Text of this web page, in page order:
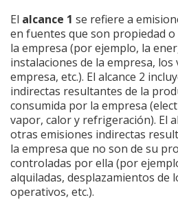
El alcance 1 se refiere a
en fuentes que son propiedad
la empresa (por ejemplo, la
instalaciones de la empresa, los
empresa, etc.). El alcance 2
indirectas resultantes de la
consumida por la empresa
vapor, calor y refrigeración). El
otras emisiones indirectas
la empresa que no son de su
controladas por ella (por
alquiladas, desplazamientos de
operativos, etc.).